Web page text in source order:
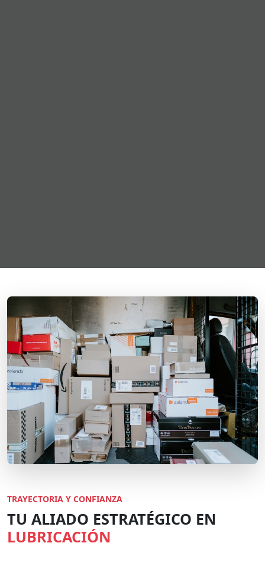
TRAYECTORIA Y CONFIANZA
TU ALIADO ESTRATÉGICO EN
LUBRICACIÓN